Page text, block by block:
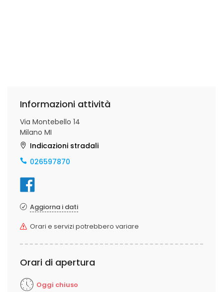
Informazioni attività
Via Montebello 14
Milano MI
Indicazioni stradali
026597870
Aggiorna i dati
Orari e servizi potrebbero variare
Orari di apertura
Oggi chiuso